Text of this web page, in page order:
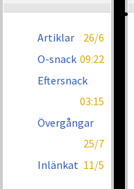
Artiklar
26/6
O-snack 09:22
Eftersnack
03:15
Övergångar
25/7
Inlänkat 11/5